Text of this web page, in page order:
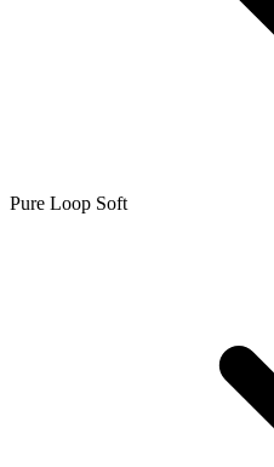
Pure Loop Soft